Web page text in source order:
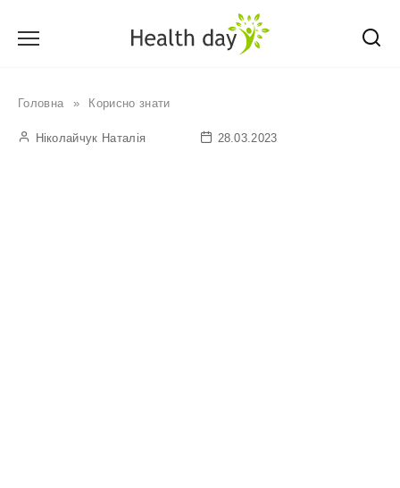
Головна » Корисно знати
Ніколайчук Наталія 28.03.2023